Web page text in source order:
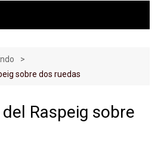
sobre dos ruedas
Raspeig sobre